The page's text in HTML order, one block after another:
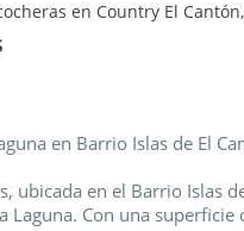
en Barrio Islas de El
ubicada en el Barrio Islas
Con una